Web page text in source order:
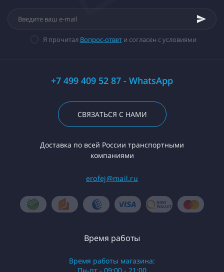
Я прочитал Вопрос-ответи согласен с условиями
+7 499 409 52 87 - WhatsApp
СВЯЗАТЬСЯ С НАМИ
Доставка по всей России транспортными
компаниями
erofej@mail.ru
Время работы
Время работы магазина: